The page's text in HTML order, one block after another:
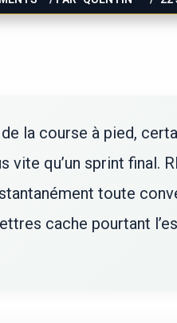
de la course à pied,
vite qu’un sprint final.
toute
cache pourtant